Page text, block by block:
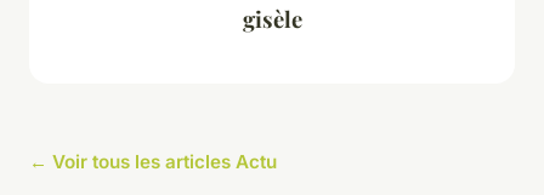
gisèle
← Voir tous les articles Actu